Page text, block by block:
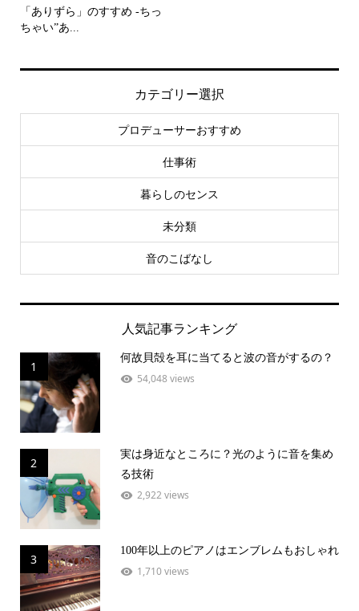
「ありずら」のすすめ -ちっ
ちゃい”あ...
カテゴリー選択
プロデューサーおすすめ
仕事術
暮らしのセンス
未分類
音のこばなし
人気記事ランキング
1
何故貝殻を耳に当てると波の音がするの？
54,048 views
2
実は身近なところに？光のように音を集め
る技術
2,922 views
3
100年以上のピアノはエンブレムもおしゃれ
1,710 views